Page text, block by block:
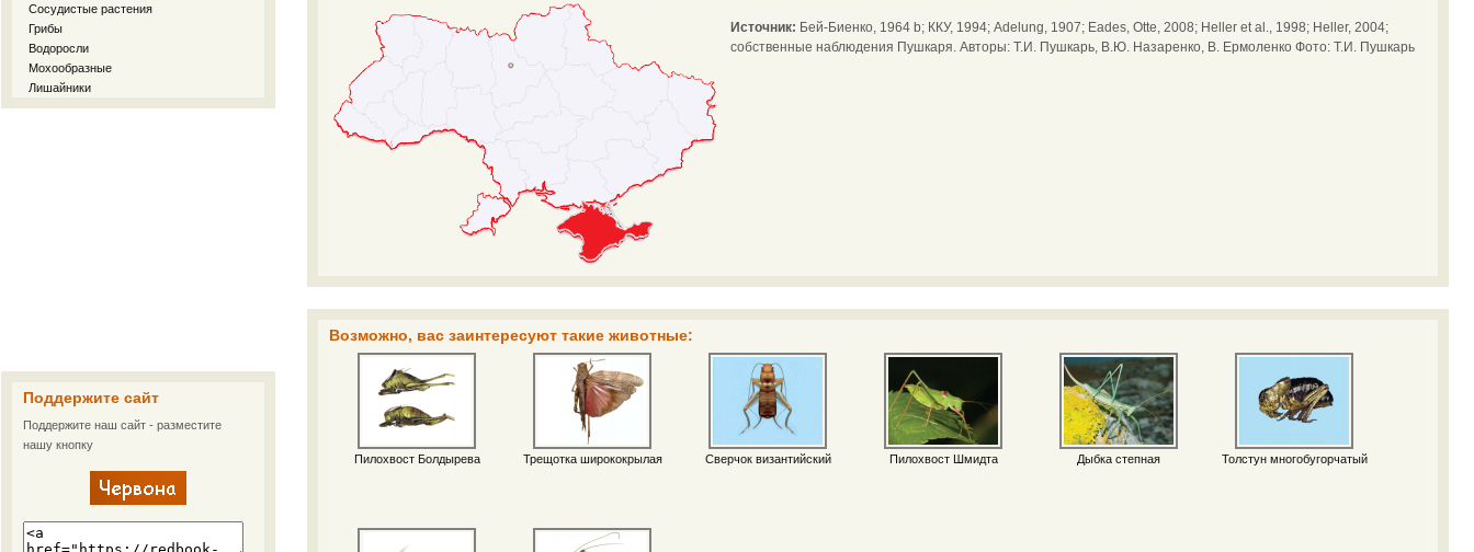
Сосудистые растения
Грибы
Водоросли
Мохообразные
Лишайники
Поддержите сайт
Поддержите наш сайт - разместите
нашу кнопку
Источник: Бей-Биенко, 1964 b; ККУ, 1994; Adelung, 1907; Eades, Otte, 2008; Heller et al., 1998; Heller, 2004;
собственные наблюдения Пушкаря. Авторы: Т.И. Пушкарь, В.Ю. Назаренко, В. Ермоленко Фото: Т.И. Пушкарь
Возможно, вас заинтересуют такие животные:
Пилохвост Болдырева Трещотка ширококрылая Сверчок византийский Пилохвост Шмидта Дыбка степная Толстун многобугорчатый